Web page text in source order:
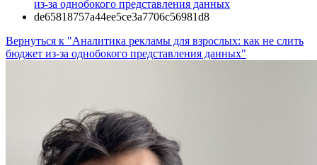
из-за однобокого представления данных
de65818757a44ee5ce3a7706c56981d8
Вернуться к "Аналитика рекламы для взрослых: как не слить
бюджет из-за однобокого представления данных"